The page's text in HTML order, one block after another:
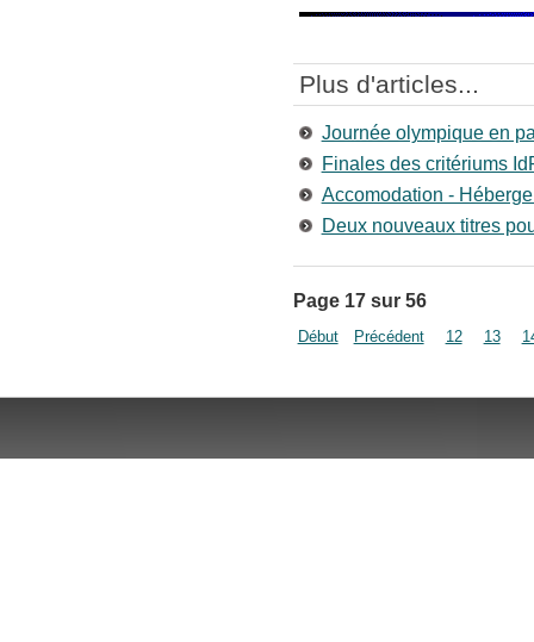
Plus d'articles...
Journée olympique en
Finales des critériums
Accomodation -
Deux nouveaux titres
Page 17 sur 56
Début Précédent 12 13